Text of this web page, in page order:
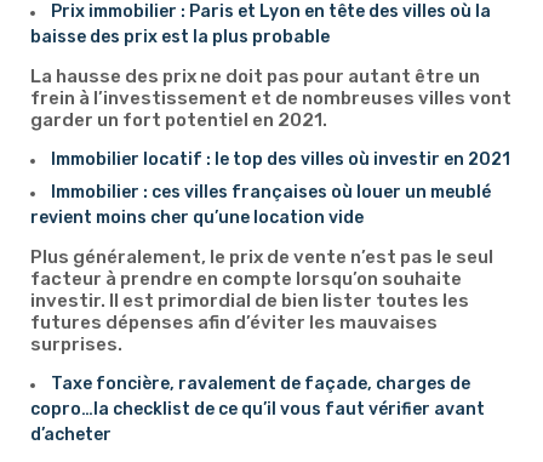
Prix immobilier : Paris et Lyon en tête des villes où la
baisse des prix est la plus probable
La hausse des prix ne doit pas pour autant être un
frein à l’investissement et de nombreuses villes vont
garder un fort potentiel en 2021.
Immobilier locatif : le top des villes où investir en 2021
Immobilier : ces villes françaises où louer un meublé
revient moins cher qu’une location vide
Plus généralement, le prix de vente n’est pas le seul
facteur à prendre en compte lorsqu’on souhaite
investir. Il est primordial de bien lister toutes les
futures dépenses afin d’éviter les mauvaises
surprises.
Taxe foncière, ravalement de façade, charges de
copro…la checklist de ce qu’il vous faut vérifier avant
d’acheter